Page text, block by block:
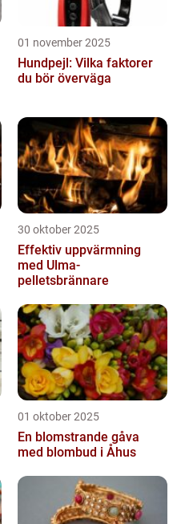
01 november 2025
Hundpejl: Vilka faktorer
du bör överväga
30 oktober 2025
Effektiv uppvärmning
med Ulma-
pelletsbrännare
01 oktober 2025
En blomstrande gåva
med blombud i Åhus